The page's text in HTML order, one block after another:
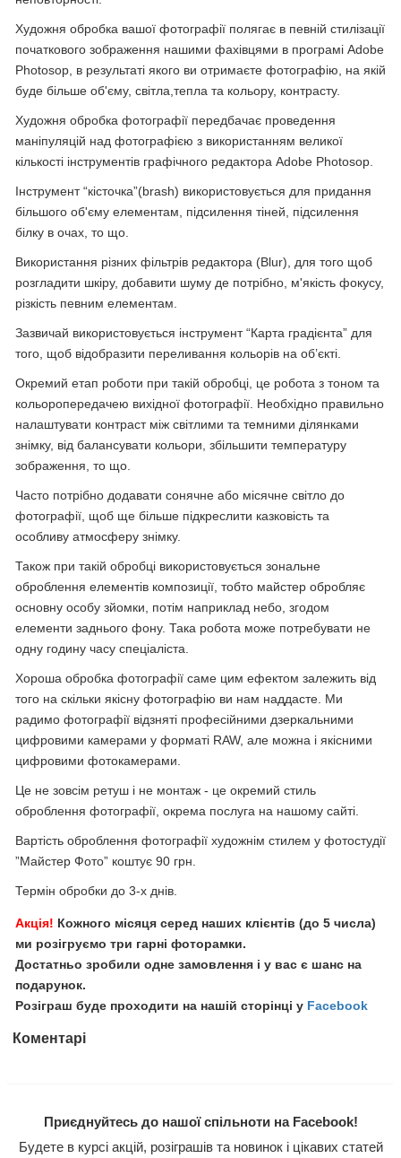
Художня обробка вашої фотографії полягає в певній стилізації
початкового зображення нашими фахівцями в програмі Adobe
Photosop, в результаті якого ви отримаєте фотографію, на якій
буде більше об'єму, світла,тепла та кольору, контрасту.
Художня обробка фотографії передбачає проведення
маніпуляцій над фотографією з використанням великої
кількості інструментів графічного редактора Adobe Photosop.
Інструмент “кісточка”(brash) використовується для придання
більшого об'єму елементам, підсилення тіней, підсилення
білку в очах, то що.
Використання різних фільтрів редактора (Blur), для того щоб
розгладити шкіру, добавити шуму де потрібно, м'якість фокусу,
різкість певним елементам.
Зазвичай використовується інструмент “Карта градієнта” для
того, щоб відобразити переливання кольорів на об’єкті.
Окремий етап роботи при такій обробці, це робота з тоном та
кольоропередачею вихідної фотографії. Необхідно правильно
налаштувати контраст між світлими та темними ділянками
знімку, від балансувати кольори, збільшити температуру
зображення, то що.
Часто потрібно додавати сонячне або місячне світло до
фотографії, щоб ще більше підкреслити казковість та
особливу атмосферу знімку.
Також при такій обробці використовується зональне
оброблення елементів композиції, тобто майстер обробляє
основну особу зйомки, потім наприклад небо, згодом
елементи заднього фону. Така робота може потребувати не
одну годину часу спеціаліста.
Хороша обробка фотографії саме цим ефектом залежить від
того на скільки якісну фотографію ви нам наддасте. Ми
радимо фотографії відзняті професійними дзеркальними
цифровими камерами у форматі RAW, але можна і якісними
цифровими фотокамерами.
Це не зовсім ретуш і не монтаж - це окремий стиль
оброблення фотографії, окрема послуга на нашому сайті.
Вартість оброблення фотографії художнім стилем у фотостудії
”Майстер Фото” коштує 90 грн.
Термін обробки до 3-х днів.
Акція! Кожного місяця серед наших клієнтів (до 5 числа)
ми розігруємо три гарні фоторамки.
Достатньо зробили одне замовлення і у вас є шанс на
подарунок.
Розіграш буде проходити на нашій сторінці у Facebook
Коментарі
Приєднуйтесь до нашої спільноти на Facebook!
Будете в курсі акцій, розіграшів та новинок і цікавих статей